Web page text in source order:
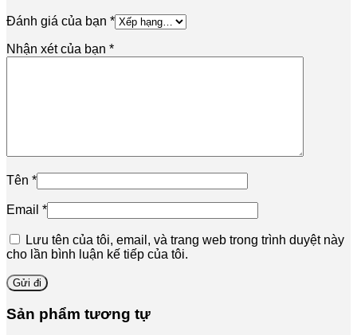
Đánh giá của bạn *
Nhận xét của bạn *
Tên *
Email *
Lưu tên của tôi, email, và trang web trong trình duyệt này
cho lần bình luận kế tiếp của tôi.
Sản phẩm tương tự